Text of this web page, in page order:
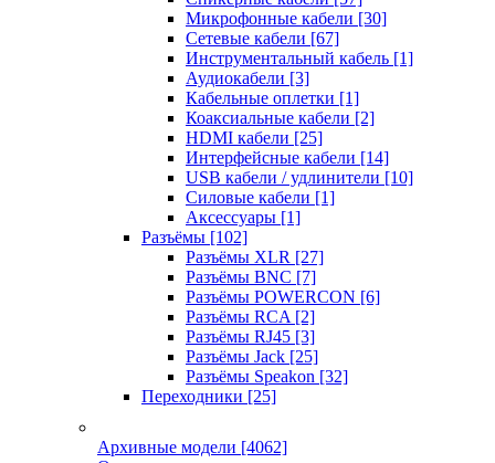
Микрофонные кабели [30]
Сетевые кабели [67]
Инструментальный кабель [1]
Аудиокабели [3]
Кабельные оплетки [1]
Коаксиальные кабели [2]
HDMI кабели [25]
Интерфейсные кабели [14]
USB кабели / удлинители [10]
Силовые кабели [1]
Аксессуары [1]
Разъёмы [102]
Разъёмы XLR [27]
Разъёмы BNC [7]
Разъёмы POWERCON [6]
Разъёмы RCA [2]
Разъёмы RJ45 [3]
Разъёмы Jack [25]
Разъёмы Speakon [32]
Переходники [25]
Архивные модели [4062]